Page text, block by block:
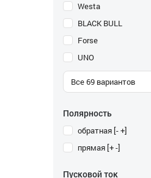
Westa
BLACK BULL
Forse
UNO
Все69 вариантов
Полярность
обратная [- +]
прямая [+ -]
Пусковой ток